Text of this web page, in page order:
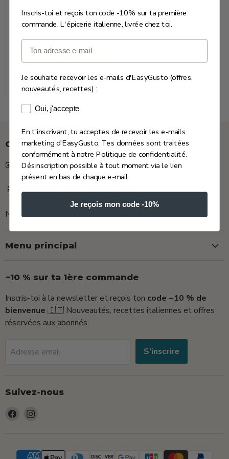
Maiuscola
Parfum
vanille
(1kg)
Q Maiuscola - Parfum
vanille (1kg)
Ajouter au panier
Comment contacter notre service client ?
📧 Email :EasyGusto@orange.fr
📱 Téléphone :+33 7 82 38 09 40
Notre équipe vous répond sous
Menu principal
−10 % sur ta 1ère commande
Inscris-toi à la newsletter et reçois ton code −10 % de
bienvenue 🇮🇹 Nouveautés, recettes italiennes et offres
réservées aux abonnés.
Adresse email S'inscrire
Suivez-nous
Trouvez-
Inscris-toi et reçois ton code -10% sur ta première
commande. L'épicerie italienne, livrée chez toi.
Email
Je souhaite recevoir les e-mails d'EasyGusto (offres,
nouveautés, recettes) :
Consentement e-mails marketing
Oui, j'accepte
En t'inscrivant, tu acceptes de recevoir les e-mails
marketing d'EasyGusto. Tes données sont traitées
conformément à notre Politique de confidentialité.
Désinscription possible à tout moment via le lien
présent en bas de chaque e-mail.
Je reçois mon code -10%